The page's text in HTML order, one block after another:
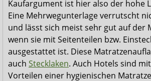
Kaufargument ist hier also der hohe
Eine Mehrwegunterlage verrutscht
und lässt sich meist sehr gut auf der
wenn sie mit Seitenteilen bzw.
ausgestattet ist. Diese
auch Stecklaken. Auch Hotels sind
Vorteilen einer hygienischen